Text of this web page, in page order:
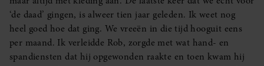
‘de daad’ gingen, is alweer tien jaar geleden. Ik weet nog
heel goed hoe dat ging. We vreeën in die tijd hooguit eens
per maand. Ik verleidde Rob, zorgde met wat hand- en
spandiensten dat hij opgewonden raakte en toen kwam hij